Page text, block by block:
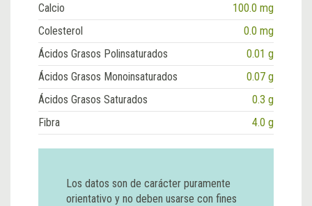
Calcio
100.0 mg
Colesterol
0.0 mg
Ácidos Grasos Polinsaturados
0.01 g
Ácidos Grasos Monoinsaturados
0.07 g
Ácidos Grasos Saturados
0.3 g
Fibra
4.0 g
Los datos son de carácter puramente
orientativo y no deben usarse con fines